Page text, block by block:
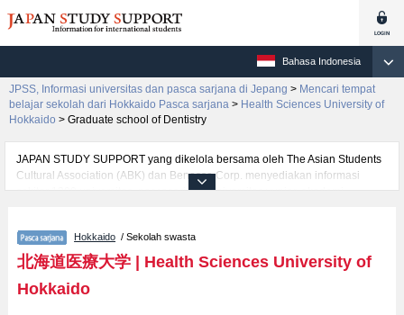
Bahasa Indonesia
JPSS, Informasi universitas dan pasca sarjana di Jepang > Mencari tempat
belajar sekolah dari Hokkaido Pasca sarjana > Health Sciences University of
Hokkaido > Graduate school of Dentistry
JAPAN STUDY SUPPORT yang dikelola bersama oleh The Asian Students
Cultural Association (ABK) dan Benesse Corp. menyediakan informasi
sekitar 1300 universitas, pascasarjana, universitas yunior, akademi
mencakup informasi per jurusan riset seperti %% research %%, serta
berbagai informasi yang berguna bagi mahasiswa(i) mancanegara seperti
kuota untuk jumlah pendaftar dan jumlah kelulusan ujian masuk
mahasiswa(i) mancanegara, informasi mengenai ujian masuk, prasarana
Hokkaido / Sekolah swasta
北海道医療大学| Health Sciences University of
Hokkaido